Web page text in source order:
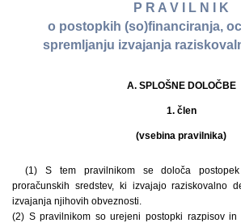
P R A V I L N I K
o postopkih (so)financiranja,
spremljanju izvajanja
A. SPLOŠNE DOLOČBE
1. člen
(vsebina pravilnika)
(1) S tem pravilnikom se določa
proračunskih sredstev, ki izvajajo raziskovalno
izvajanja njihovih obveznosti.
(2) S pravilnikom so urejeni postopki razpisov in